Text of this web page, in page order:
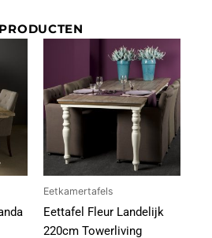
Eetkamertafels
Eettafel Fleur Landelijk
220cm Towerliving